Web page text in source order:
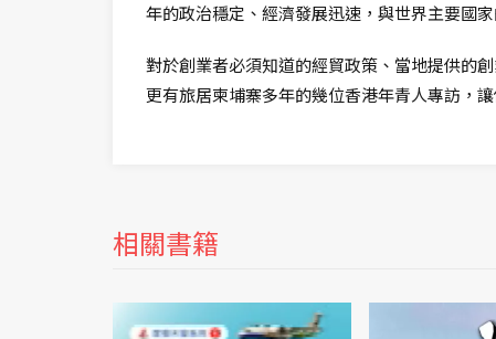
年的政治穩定、經濟發展迅速，與世界主要國
對於創業者必須知道的經貿政策、當地提供的
更有旅居柬埔寨多年的幾位香港年青人專訪，
相關書籍